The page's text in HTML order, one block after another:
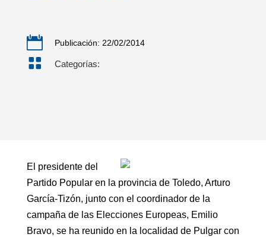
 Publicación: 22/02/2014
 Categorías:
El presidente del
Partido Popular en la provincia de Toledo, Arturo
García-Tizón, junto con el coordinador de la
campaña de las Elecciones Europeas, Emilio
Bravo, se ha reunido en la localidad de Pulgar con